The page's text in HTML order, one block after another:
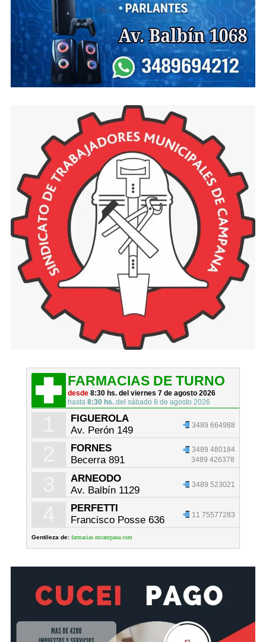
FARMACIAS DE TURNO
desde8:30 hs. del viernes 7 de agosto 2026
hasta8:30 hs. del sábado 8 de agosto 2026
FIGUEROLA
Av. Perón 149
3489 664988
FORNES
Becerra 891
3489 480184
3489 426378
ARNEODO
Av. Balbín 1129
3489 523021
PERFETTI
Francisco Posse 636
11 75577283
Gentileza de: farmacias.encampana.com